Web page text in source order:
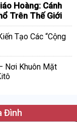
Hoàng: Cánh
Trên Thế Giới
Tạo Các “Cộng
Nơi Khuôn Mặt
Đình